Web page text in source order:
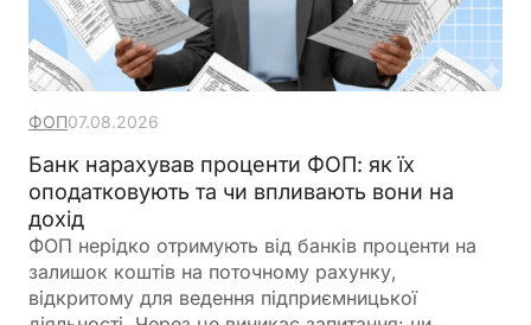
ФОП07.08.2026
Банк нарахував проценти ФОП: як їх
оподатковують та чи впливають вони на
дохід
ФОП нерідко отримують від банків проценти на
залишок коштів на поточному рахунку,
відкритому для ведення підприємницької